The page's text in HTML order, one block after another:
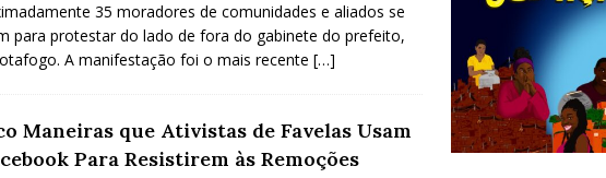
35 moradores de comunidades e aliados se
para protestar do lado de fora do gabinete do prefeito,
A manifestação foi o mais recente […]
Maneiras que Ativistas de Favelas Usam
Para Resistirem às Remoções